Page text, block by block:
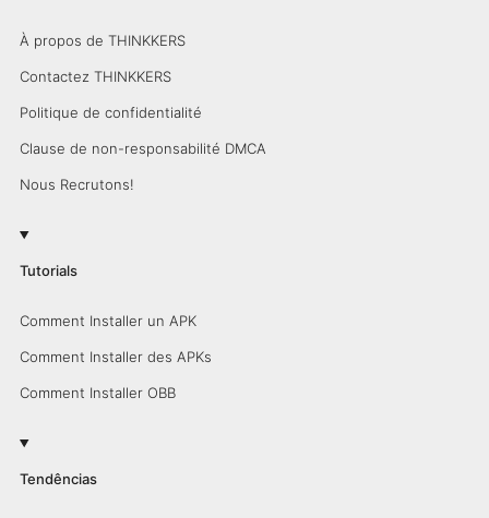
À propos de THINKKERS
Contactez THINKKERS
Politique de confidentialité
Clause de non-responsabilité DMCA
Nous Recrutons!
Tutorials
Comment Installer un APK
Comment Installer des APKs
Comment Installer OBB
Tendências